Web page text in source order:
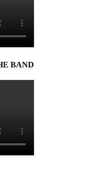
BAND